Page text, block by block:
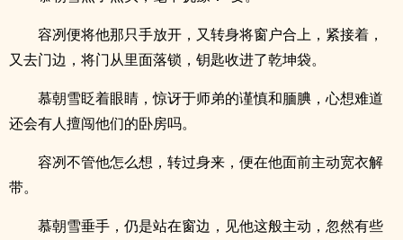
容冽便将他那只手放开，又转身将窗户合上，紧接着，
又去门边，将门从里面落锁，钥匙收进了乾坤袋。
慕朝雪眨着眼睛，惊讶于师弟的谨慎和腼腆，心想难道
还会有人擅闯他们的卧房吗。
容冽不管他怎么想，转过身来，便在他面前主动宽衣解
带。
慕朝雪垂手，仍是站在窗边，见他这般主动，忽然有些